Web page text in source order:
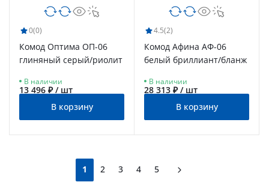
0(0)
Комод Оптима ОП-06
глиняный серый/риолит
В наличии
13 496 ₽ / шт
В корзину
4.5(2)
Комод Афина АФ-06
белый бриллиант/бланж
В наличии
28 313 ₽ / шт
В корзину
1 2 3 4 5